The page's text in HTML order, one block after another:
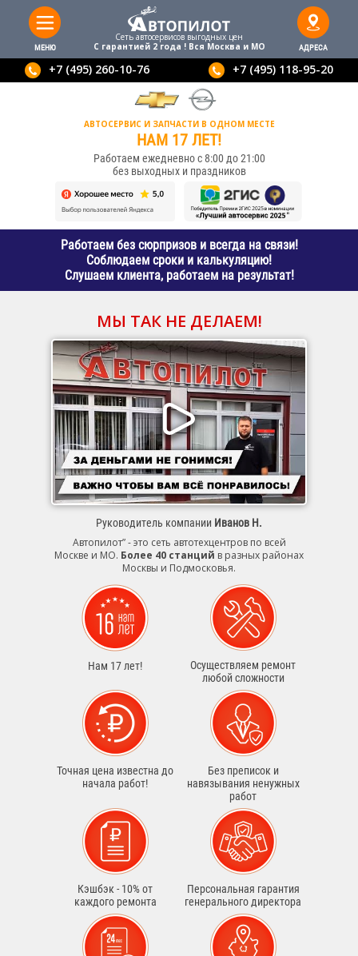
МЕНЮ
Сеть автосервисов выгодныx цен
С гарантией 2 года ! Вся Москва и МО
АДРЕСА
+7 (495) 260-10-76 +7 (495) 118-95-20
АВТОСЕРВИС И ЗАПЧАСТИ В ОДНОМ МЕСТЕ
НАМ 17 ЛЕТ!
Работаем ежедневно с 8:00 до 21:00
без выходных и праздников
Работаем без сюрпризов и всегда на связи!
Соблюдаем сроки и калькуляцию!
Слушаем клиента, работаем на результат!
МЫ ТАК НЕ ДЕЛАЕМ!
Руководитель компании Иванов Н.
Автопилот” - это сеть автотехцентров по всей
Москве и МО. Более 40 станций в разных районах
Москвы и Подмосковья.
Нам 17 лет!
Осуществляем ремонт
любой сложности
Точная цена известна до
начала работ!
Без преписок и
навязывания ненужных
работ
Кэшбэк - 10% от
каждого ремонта
Персональная гарантия
генерального директора